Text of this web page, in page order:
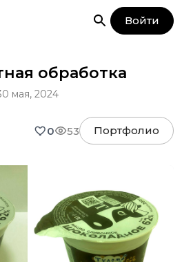
Войти
обработка
мая, 2024
0 53 Портфолио